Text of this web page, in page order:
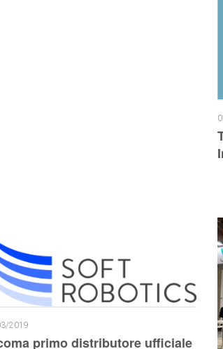
2019
primo distributore ufficiale